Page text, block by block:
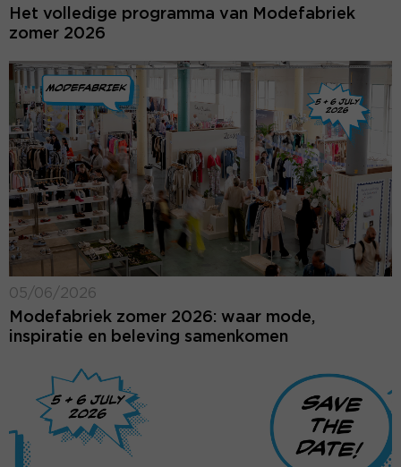
Het volledige programma van Modefabriek
zomer 2026
05/06/2026
Modefabriek zomer 2026: waar mode,
inspiratie en beleving samenkomen